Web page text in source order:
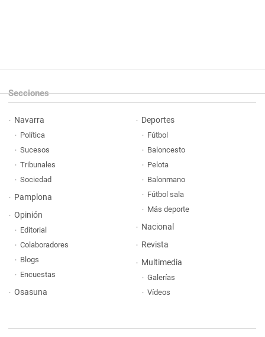
Secciones
Navarra
Política
Sucesos
Tribunales
Sociedad
Pamplona
Opinión
Editorial
Colaboradores
Blogs
Encuestas
Osasuna
Deportes
Fútbol
Baloncesto
Pelota
Balonmano
Fútbol sala
Más deporte
Nacional
Revista
Multimedia
Galerías
Vídeos